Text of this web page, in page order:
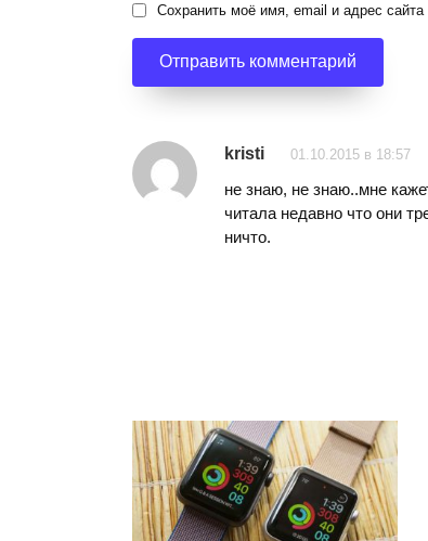
Сохранить моё имя, email и адрес
kristi 01.10.2015 в 18:57
не знаю, не знаю..мне
читала недавно что они
ничто.